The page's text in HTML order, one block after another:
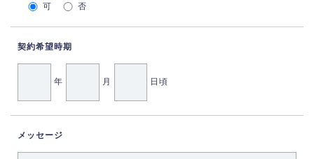
可 否
契約希望時期
年 月 日頃
メッセージ